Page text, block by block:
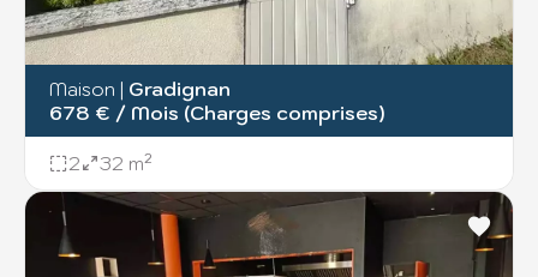
Maison | Gradignan
678 € / Mois (Charges comprises)
2 32 m²